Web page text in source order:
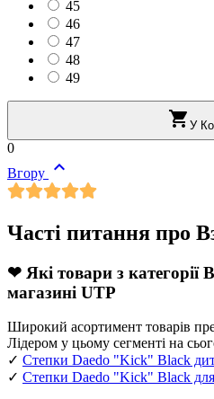
45
46
47
48
49
 У
0
Вгору 
Часті питання про
❤ Які товари з категорії
магазині UTP
Широкий асортимент товарів
Лідером у цьому сегменті на
✓ Степки Daedo "Kick" Black
✓ Степки Daedo "Kick" Black